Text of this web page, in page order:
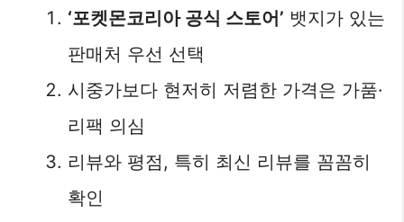
‘포켓몬코리아 공식 스토어’ 뱃지가 있는
판매처 우선 선택
시중가보다 현저히 저렴한 가격은 가품·
리팩 의심
리뷰와 평점, 특히 최신 리뷰를 꼼꼼히
확인